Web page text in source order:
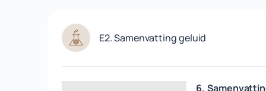
E2. Samenvatting geluid
6.